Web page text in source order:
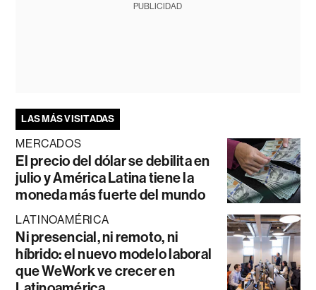
PUBLICIDAD
LAS MÁS VISITADAS
MERCADOS
El precio del dólar se debilita en
julio y América Latina tiene la
moneda más fuerte del mundo
LATINOAMÉRICA
Ni presencial, ni remoto, ni
híbrido: el nuevo modelo laboral
que WeWork ve crecer en